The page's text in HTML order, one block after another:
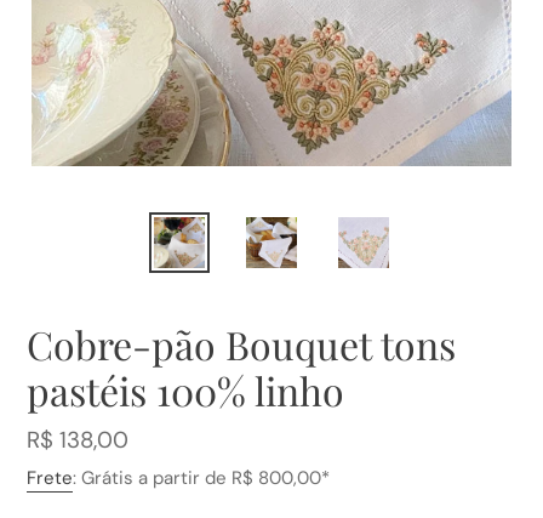
Cobre-pão Bouquet tons
pastéis 100% linho
Preço
normal
R$ 138,00
Frete: Grátis a partir de R$ 800,00*